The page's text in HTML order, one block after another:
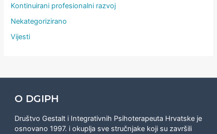
Kontinuirani profesionalni razvoj
Nekategorizirano
Vijesti
O DGIPH
Društvo Gestalt i Integrativnih Psihoterapeuta Hrvatske je
osnovano 1997. i okuplja sve stručnjake koji su završili